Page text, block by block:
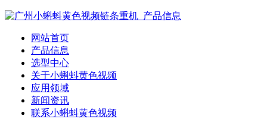
网站首页
产品信息
选型中心
关于小蝌蚪黄色视频
应用领域
新闻资讯
联系小蝌蚪黄色视频